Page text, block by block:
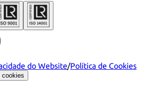
do Website/Política de Cookies
cookies